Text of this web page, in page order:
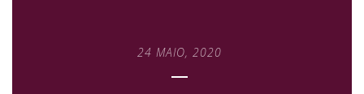
24 MAIO, 2020